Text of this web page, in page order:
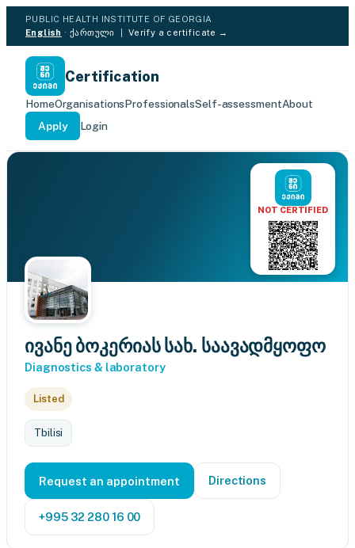
PUBLIC HEALTH INSTITUTE OF GEORGIA
English ·ქართული Verify a certificate →
Certification
HomeOrganisationsProfessionalsSelf-assessmentAbout
Apply
Login
NOT CERTIFIED
ივანე ბოკერიას სახ. საავადმყოფო
Diagnostics & laboratory
Listed
Tbilisi
Request an appointment Directions
+995 32 280 16 00